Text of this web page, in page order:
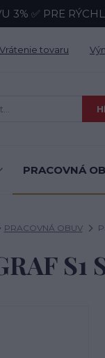
3% ✅ PRE
Vrátenie tovaru
PRACOVNÁ
PRACOVNÁ OBUV
S1